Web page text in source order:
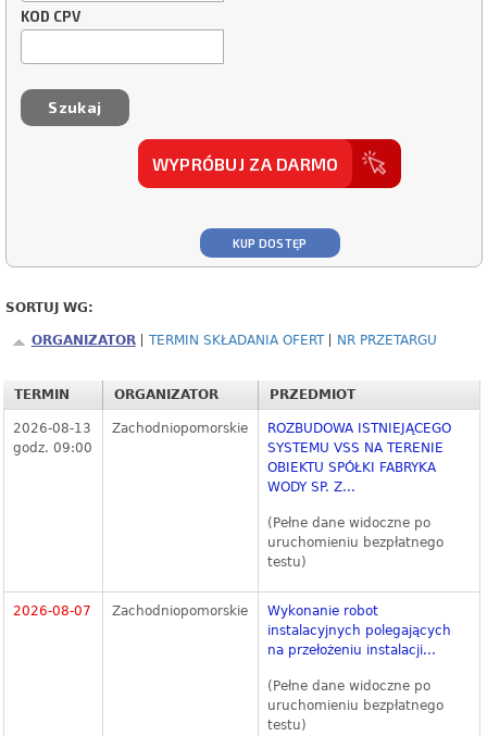
KOD CPV
WYPRÓBUJ ZA DARMO
KUP DOSTĘP
SORTUJ WG:
ORGANIZATOR TERMIN SKŁADANIA OFERT NR PRZETARGU
TERMIN ORGANIZATOR PRZEDMIOT
2026-08-13
godz. 09:00
Zachodniopomorskie
ROZBUDOWA ISTNIEJĄCEGO
SYSTEMU VSS NA TERENIE
OBIEKTU SPÓŁKI FABRYKA
WODY SP. Z...
(Pełne dane widoczne po
uruchomieniu bezpłatnego
testu)
2026-08-07 Zachodniopomorskie
Wykonanie robot
instalacyjnych polegających
na przełożeniu instalacji...
(Pełne dane widoczne po
uruchomieniu bezpłatnego
testu)